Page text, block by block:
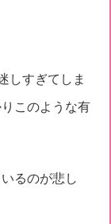
しすぎてしま
このような有
るのが悲し